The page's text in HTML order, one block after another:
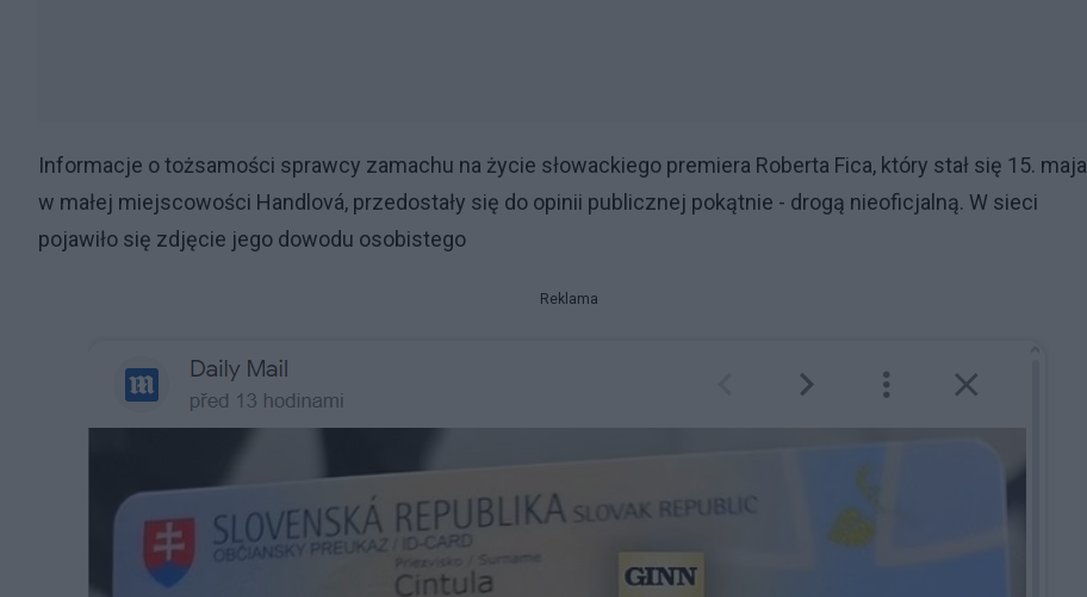
Informacje o tożsamości sprawcy zamachu na życie słowackiego premiera Roberta Fica, który stał się 15. maja
w małej miejscowości Handlová, przedostały się do opinii publicznej pokątnie - drogą nieoficjalną. W sieci
pojawiło się zdjęcie jego dowodu osobistego
Reklama